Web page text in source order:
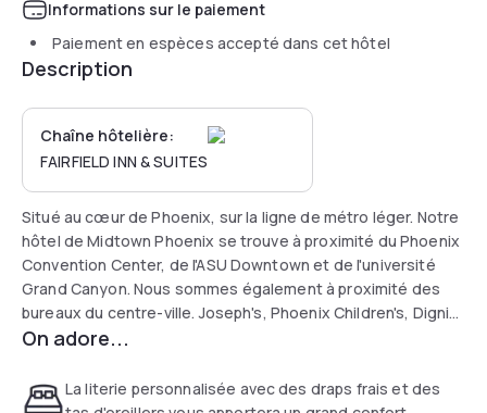
Informations sur le paiement
Paiement en espèces accepté dans cet hôtel
Description
Chaîne hôtelière:
FAIRFIELD INN & SUITES
Situé au cœur de Phoenix, sur la ligne de métro léger. Notre
hôtel de Midtown Phoenix se trouve à proximité du Phoenix
Convention Center, de l'ASU Downtown et de l'université
Grand Canyon. Nous sommes également à proximité des
bureaux du centre-ville. Joseph's, Phoenix Children's, Dignity
Health Care et Banner Health. L'hôtel dispose d'une
On adore...
La literie personnalisée avec des draps frais et des